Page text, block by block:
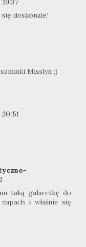
doskonale!
Misslyn ;)
20:51
taką galaretkę do
i właśnie się